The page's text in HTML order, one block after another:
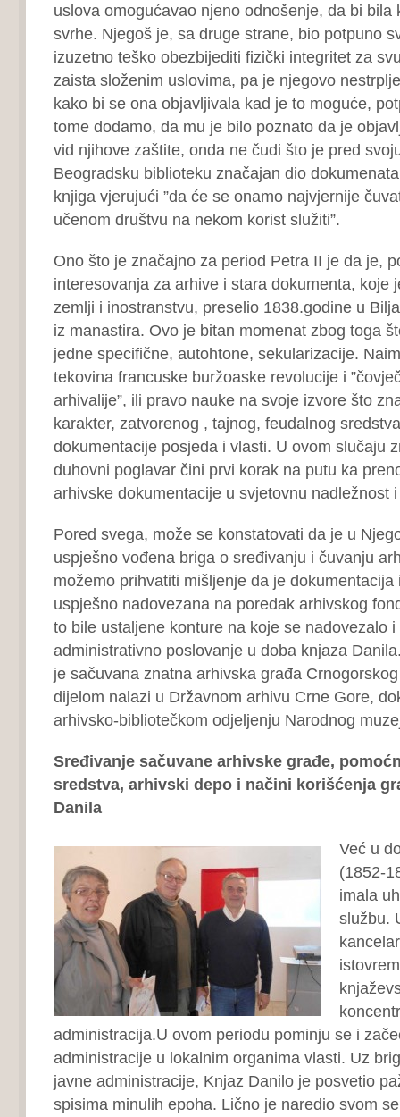
uslova omogućavao njeno odnošenje, da bi bila
svrhe. Njegoš je, sa druge strane, bio potpuno
izuzetno teško obezbijediti fizički integritet za
zaista složenim uslovima, pa je njegovo
kako bi se ona objavljivala kad je to moguće,
tome dodamo, da mu je bilo poznato da je
vid njihove zaštite, onda ne čudi što je pred
Beogradsku biblioteku značajan dio
knjiga vjerujući ”da će se onamo najvjernije
učenom društvu na nekom korist služiti”.
Ono što je značajno za period Petra II je da je,
interesovanja za arhive i stara dokumenta, koje
zemlji i inostranstvu, preselio 1838.godine u
iz manastira. Ovo je bitan momenat zbog toga
jedne specifične, autohtone, sekularizacije.
tekovina francuske buržoaske revolucije i
arhivalije”, ili pravo nauke na svoje izvore što
karakter, zatvorenog , tajnog, feudalnog
dokumentacije posjeda i vlasti. U ovom slučaju
duhovni poglavar čini prvi korak na putu ka
arhivske dokumentacije u svjetovnu nadležnost
Pored svega, može se konstatovati da je u
uspješno vođena briga o sređivanju i čuvanju
možemo prihvatiti mišljenje da je dokumentacija
uspješno nadovezana na poredak arhivskog
to bile ustaljene konture na koje se nadovezalo i
administrativno poslovanje u doba knjaza
je sačuvana znatna arhivska građa
dijelom nalazi u Državnom arhivu Crne Gore,
arhivsko-bibliotečkom odjeljenju Narodnog
Sređivanje sačuvane arhivske građe,
sredstva, arhivski depo i načini korišćenja
Danila
Već u
(1852-
imala
službu.
administracija.U ovom periodu pominju se i
administracije u lokalnim organima vlasti. Uz
javne administracije, Knjaz Danilo je posvetio
spisima minulih epoha. Lično je naredio svom